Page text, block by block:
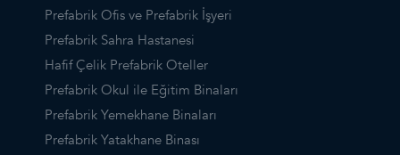
Prefabrik Ofis ve Prefabrik İşyeri
Prefabrik Sahra Hastanesi
Hafif Çelik Prefabrik Oteller
Prefabrik Okul ile Eğitim Binaları
Prefabrik Yemekhane Binaları
Prefabrik Yatakhane Binası